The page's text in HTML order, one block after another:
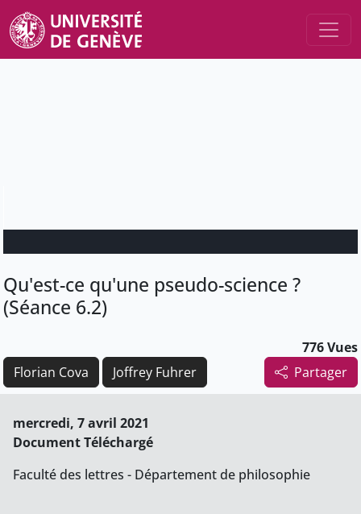
Qu'est-ce qu'une pseudo-science ?
(Séance 6.2)
776 Vues
Partager
Florian Cova Joffrey Fuhrer
mercredi, 7 avril 2021
Document Téléchargé
Faculté des lettres - Département de philosophie